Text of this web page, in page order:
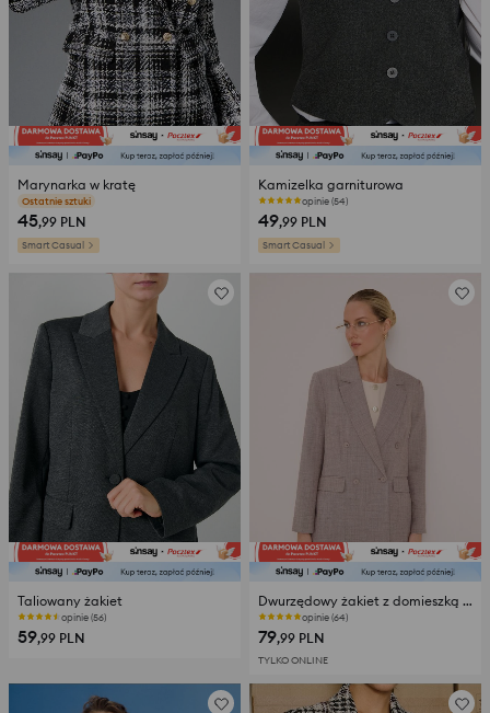
Marynarka w kratę
opinie (295)
45,99 PLN
Smart Casual
Kamizelka garniturowa
opinie (54)
49,99 PLN
Smart Casual
Taliowany żakiet
opinie (56)
59,99 PLN
Dwurzędowy żakiet z domieszką wiskozy
opinie (64)
79,99 PLN
TYLKO ONLINE